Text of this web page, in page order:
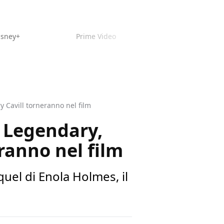
Prime Video
Cavill torneranno nel film
nel film
di Enola Holmes, il